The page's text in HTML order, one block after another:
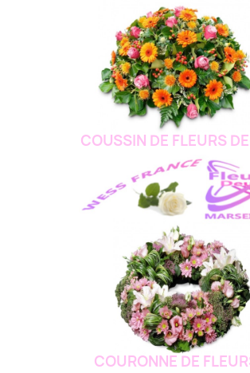
COUSSIN DE FLEURS
COURONNE DE